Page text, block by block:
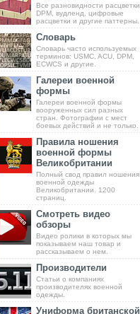
Все разновидности расцветки
DPM, вудленд, цифровые
расцветки и другие паттерны.
Словарь
Словарь часто используемых
терминов: USMC, ACU, DPM,
ECWCS и другие.
Галереи военной
формы
Галереи военной формы
вооруженных сил разных
стран. Фотографии с мест
боевых действий и не только.
Правила ношения
военной формы
Великобритании
Полный свод правил ношения
военной одежды
Великобритании. 1200
страниц.
Смотреть видео
обзоры
Видео ролики в которых мы
показываем наш товар и
рассказываем о нем.
Производители
Статьи о компаниях
производителях военной
одежды.
Униформа британской